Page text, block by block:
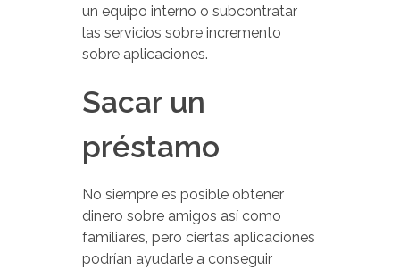
un equipo interno o subcontratar
las servicios sobre incremento
sobre aplicaciones.
Sacar un
préstamo
No siempre es posible obtener
dinero sobre amigos así­ como
familiares, pero ciertas aplicaciones
podrían ayudarle a conseguir